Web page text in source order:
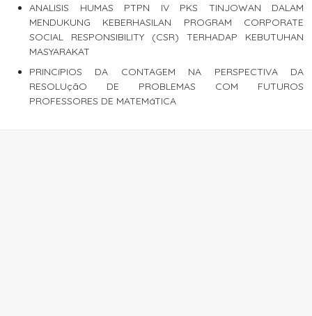
ANALISIS HUMAS PTPN IV PKS TINJOWAN DALAM
MENDUKUNG KEBERHASILAN PROGRAM CORPORATE
SOCIAL RESPONSIBILITY (CSR) TERHADAP KEBUTUHAN
MASYARAKAT
PRINCíPIOS DA CONTAGEM NA PERSPECTIVA DA
RESOLUçãO DE PROBLEMAS COM FUTUROS
PROFESSORES DE MATEMáTICA